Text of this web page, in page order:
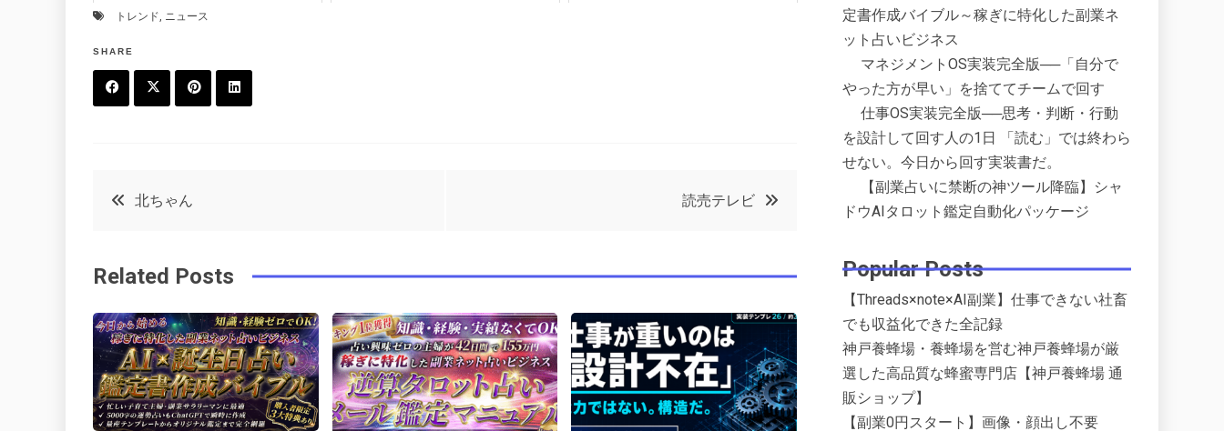
トレンド, ニュース
SHARE
o
k
t
r
e
e
t
in
投
ナ
ビ
ゲ
北ちゃん 読売テレビ
Related Posts
定書作成バイブル～稼ぎに特化した副業ネ
ット占いビジネス
マネジメントOS実装完全版──「自分で
やった方が早い」を捨ててチームで回す
仕事OS実装完全版──思考・判断・行動
を設計して回す人の1日 「読む」では終わら
せない。今日から回す実装書だ。
【副業占いに禁断の神ツール降臨】シャ
ドウAIタロット鑑定自動化パッケージ
Popular Posts
【Threads×note×AI副業】仕事できない社畜
でも収益化できた全記録
神戸養蜂場・養蜂場を営む神戸養蜂場が厳
選した高品質な蜂蜜専門店【神戸養蜂場 通
販ショップ】
【副業0円スタート】画像・顔出し不要